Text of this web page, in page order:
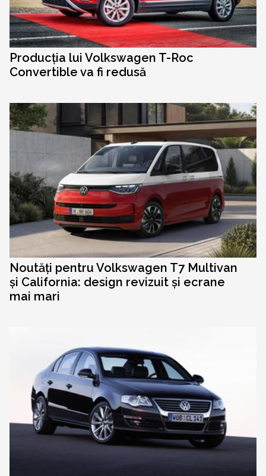
Producția lui Volkswagen T-Roc
Convertible va fi redusă
Noutăți pentru Volkswagen T7 Multivan
și California: design revizuit și ecrane
mai mari